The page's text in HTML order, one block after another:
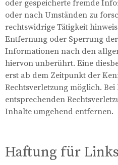
oder gespeicherte fremde
oder nach Umständen zu
rechtswidrige Tätigkeit
Entfernung oder Sperrung
Informationen nach den
hiervon unberührt. Eine
erst ab dem Zeitpunkt der
Rechtsverletzung möglich.
entsprechenden
Inhalte umgehend entfernen.
Haftung für Links